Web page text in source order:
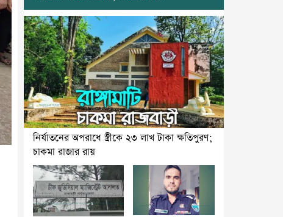
নির্যাতনের অপরাধে স্ত্রীকে ২৩ লাখ টাকা ক্ষতিপুরণ;
চাকমা রাজার রায়